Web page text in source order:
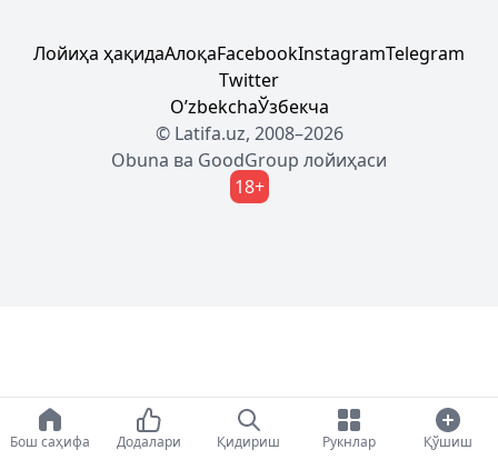
Лойиҳа ҳақидаАлоқаFacebookInstagramTelegram
Twitter
OʼzbekchaЎзбекча
© Latifa.uz, 2008–2026
Obuna ва GoodGroup лойиҳаси
18+
Бош саҳифа Додалари Қидириш Рукнлар Қўшиш